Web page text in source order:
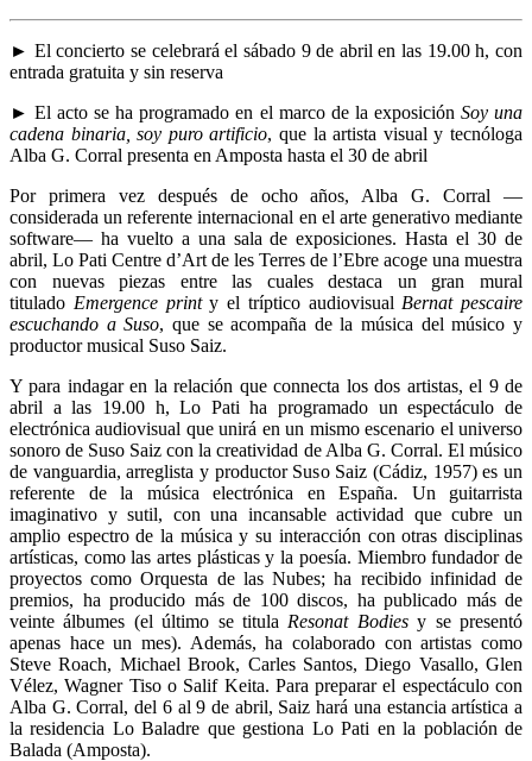
► El concierto se celebrará el sábado 9 de abril en las 19.00 h, con
entrada gratuita y sin reserva
► El acto se ha programado en el marco de la exposición Soy una
cadena binaria, soy puro artificio, que la artista visual y tecnóloga
Alba G. Corral presenta en Amposta hasta el 30 de abril
Por primera vez después de ocho años, Alba G. Corral —
considerada un referente internacional en el arte generativo mediante
software— ha vuelto a una sala de exposiciones. Hasta el 30 de
abril, Lo Pati Centre d’Art de les Terres de l’Ebre acoge una muestra
con nuevas piezas entre las cuales destaca un gran mural
titulado Emergence printy el tríptico audiovisual Bernat pescaire
escuchando a Suso, que se acompaña de la música del músico y
productor musical Suso Saiz.
Y para indagar en la relación que connecta los dos artistas, el 9 de
abril a las 19.00 h, Lo Pati ha programado un espectáculo de
electrónica audiovisual que unirá en un mismo escenario el universo
sonoro de Suso Saiz con la creatividad de Alba G. Corral. El músico
de vanguardia, arreglista y productor Suso Saiz (Cádiz, 1957) es un
referente de la música electrónica en España. Un guitarrista
imaginativo y sutil, con una incansable actividad que cubre un
amplio espectro de la música y su interacción con otras disciplinas
artísticas, como las artes plásticas y la poesía. Miembro fundador de
proyectos como Orquesta de las Nubes; ha recibido infinidad de
premios, ha producido más de 100 discos, ha publicado más de
veinte álbumes (el último se titula Resonat Bodiesy se presentó
apenas hace un mes). Además, ha colaborado con artistas como
Steve Roach, Michael Brook, Carles Santos, Diego Vasallo, Glen
Vélez, Wagner Tiso o Salif Keita. Para preparar el espectáculo con
Alba G. Corral, del 6 al 9 de abril, Saiz hará una estancia artística a
la residencia Lo Baladre que gestiona Lo Pati en la población de
Balada (Amposta).